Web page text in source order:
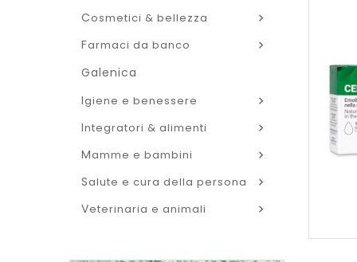
cosmetici & bellezza
farmaci da banco
galenica
igiene e benessere
integratori & alimenti
mamme e bambini
salute e cura della persona
veterinaria e animali